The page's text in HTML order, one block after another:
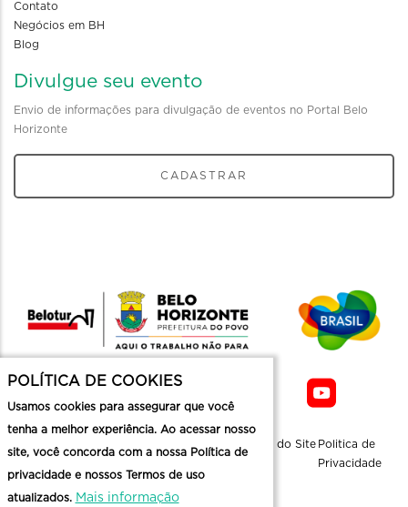
Contato
Negócios em BH
Blog
Divulgue seu evento
Envio de informações para divulgação de eventos no Portal Belo
Horizonte
CADASTRAR
Mapa do Site Politica de
Privacidade
POLÍTICA DE COOKIES
Usamos cookies para assegurar que você
tenha a melhor experiência. Ao acessar nosso
site, você concorda com a nossa Política de
privacidade e nossos Termos de uso
atualizados. Mais informação